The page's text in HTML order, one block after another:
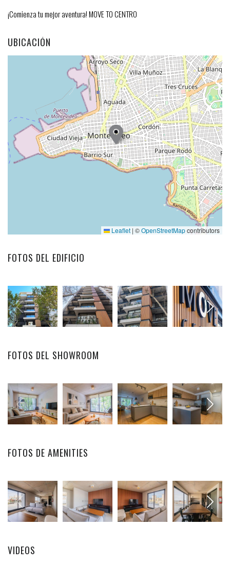
¡Comienza tu mejor aventura! MOVE TO CENTRO
UBICACIÓN
Leaflet | ©OpenStreetMapcontributors
FOTOS DEL EDIFICIO
FOTOS DEL SHOWROOM
FOTOS DE AMENITIES
VIDEOS